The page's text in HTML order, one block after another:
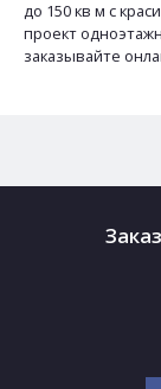
до 150 кв м с
проект
заказывайте